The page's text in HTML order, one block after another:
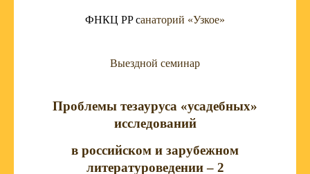
ФНКЦ РРсанаторий «Узкое»
Выездной семинар
Проблемы тезауруса «усадебных»
исследований
в российском и зарубежном
литературоведении – 2